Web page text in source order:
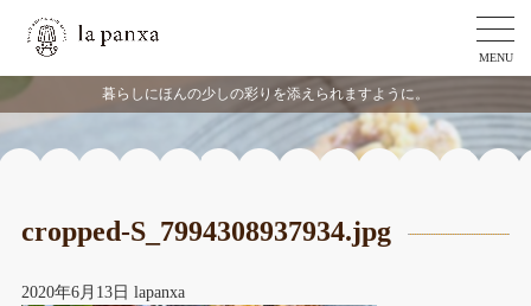
MENU
暮らしにほんの少しの彩りを添えられますように。
cropped-S_7994308937934.jpg
2020年6月13日 lapanxa